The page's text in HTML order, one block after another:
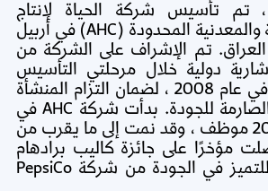
عام 2006 ، تم تأسيس شركة الحياة لإنتاج
المشروبات الغازية والمعدنية المحدودة (AHC) في أربيل
تم الإشراف على الشركة من
دولية خلال مرحلتي التأسيس
والإطلاق لإنتاجها في عام 2008 ، لضمان التزام المنشأة
بالمعايير الدولية الصارمة للجودة. بدأت شركة AHC في
البداية بأقل من 200 موظف ، وقد نمت إلى ما يقرب من
مؤخرًا على جائزة كاليب برادهام
الفضية والذهبية للتميز في الجودة من شركة PepsiCo